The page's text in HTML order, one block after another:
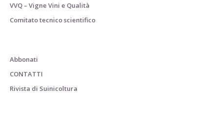
VVQ – Vigne Vini e Qualità
Comitato tecnico scientifico
Abbonati
CONTATTI
Rivista di Suinicoltura